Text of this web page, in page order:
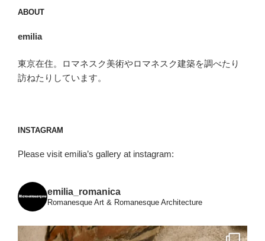
ー
ン
ABOUT
emilia
東京在住。ロマネスク美術やロマネスク建築を調べたり
訪ねたりしています。
INSTAGRAM
Please visit emilia’s gallery at instagram:
emilia_romanica
Romanesque Art & Romanesque Architecture